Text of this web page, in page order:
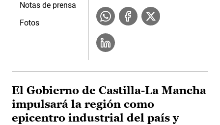
Notas de prensa
Fotos
El Gobierno de Castilla-La Mancha
impulsará la región como
epicentro industrial del país y